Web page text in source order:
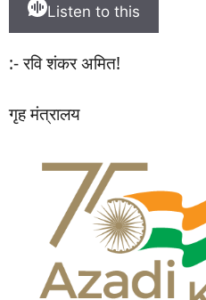
Listen to this
:- रवि शंकर अमित!
गृह मंत्रालय